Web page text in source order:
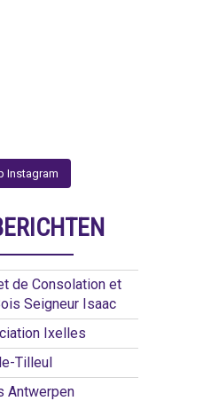
Instagram
de Consolation et
Seigneur Isaac
Ixelles
Tilleul
Antwerpen